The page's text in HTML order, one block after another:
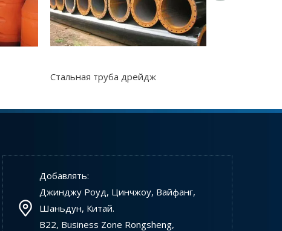
Рефулерный земснаряд JSD250
Jet Susch Dredger JSD250 - это тип
Рефулерный земснаряд China
Китайские струйные всасывающие деджеры
Стальная труба дрейдж
Добавлять:
Джинджу Роуд, Цинчжоу, Вайфанг,
Шаньдун, Китай.
B22, Business Zone Rongsheng,